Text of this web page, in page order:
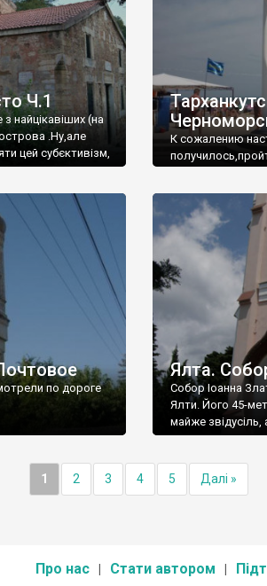
Ч.1
найцікавіших (на
.Ну,але
цей субєктивізм,
К сожалению
по дороге
Ялта.
Собор Іоанна
Ялти. Його 45-
майже
1 2 3 4 5 Далі »
Про нас Стати автором